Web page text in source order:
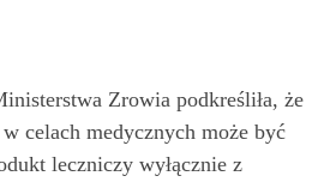
Zrowia podkreśliła, że
celach medycznych może być
leczniczy wyłącznie z